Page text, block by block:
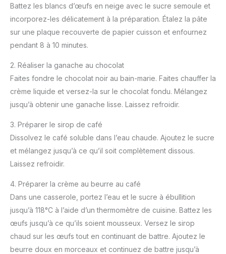
Battez les blancs d’œufs en neige avec le sucre semoule et
incorporez-les délicatement à la préparation. Étalez la pâte
sur une plaque recouverte de papier cuisson et enfournez
pendant 8 à 10 minutes.
2. Réaliser la ganache au chocolat
Faites fondre le chocolat noir au bain-marie. Faites chauffer la
crème liquide et versez-la sur le chocolat fondu. Mélangez
jusqu’à obtenir une ganache lisse. Laissez refroidir.
3. Préparer le sirop de café
Dissolvez le café soluble dans l’eau chaude. Ajoutez le sucre
et mélangez jusqu’à ce qu’il soit complètement dissous.
Laissez refroidir.
4. Préparer la crème au beurre au café
Dans une casserole, portez l’eau et le sucre à ébullition
jusqu’à 118°C à l’aide d’un thermomètre de cuisine. Battez les
œufs jusqu’à ce qu’ils soient mousseux. Versez le sirop
chaud sur les œufs tout en continuant de battre. Ajoutez le
beurre doux en morceaux et continuez de battre jusqu’à